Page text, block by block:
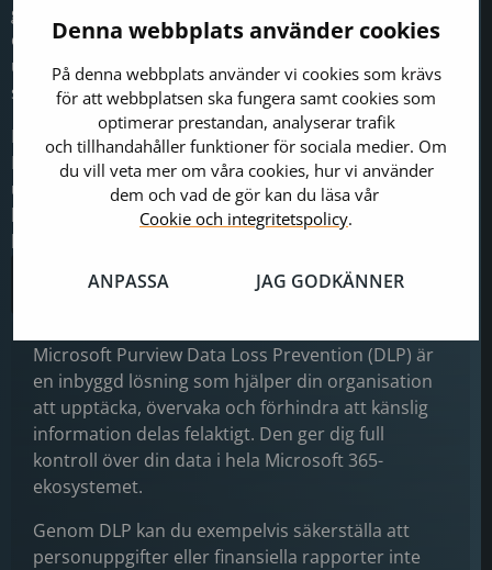
Denna webbplats använder cookies
På denna webbplats använder vi cookies som krävs
för att webbplatsen ska fungera samt cookies som
optimerar prestandan, analyserar trafik
och tillhandahåller funktioner för sociala medier. Om
du vill veta mer om våra cookies, hur vi använder
dem och vad de gör kan du läsa vår
Cookie och integritetspolicy.
ANPASSA JAG GODKÄNNER
genom ett fokuserat införande: börja med de platser
och datatyper som är viktigast för din verksamhet,
utvärdera användarnas arbetsflöden och utöka
skyddet stegvis över tid.
Behöver du hjälp att planera eller optimera din Purview
DLP-miljö? Kontakta oss på Precio Fishbone. Vi kan
utvärdera dina datarisker, designa policys som skyddar
känslig information utan att störa samarbetet och
bygga en modell för löpande övervakning.
Vad är Microsoft Purview DLP?
Microsoft Purview Data Loss Prevention (DLP) är
en inbyggd lösning som hjälper din organisation
att upptäcka, övervaka och förhindra att känslig
information delas felaktigt. Den ger dig full
kontroll över din data i hela Microsoft 365-
ekosystemet.
Genom DLP kan du exempelvis säkerställa att
personuppgifter eller finansiella rapporter inte